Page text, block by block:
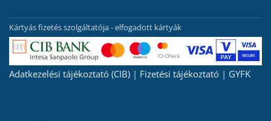
Kártyás fizetés szolgáltatója - elfogadott kártyák
Adatkezelési tájékoztató (CIB) | Fizetési tájékoztató | GYFK